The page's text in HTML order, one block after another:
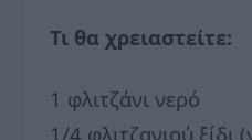
Τι θα χρειαστείτε:
1 φλιτζάνι νερό
1/4 φλιτζανιού ξίδι